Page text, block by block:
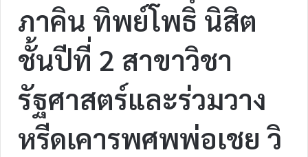
ภาคิน ทิพย์โพธิ์ นิสิต
ชั้นปีที่ 2 สาขาวิชา
รัฐศาสตร์และร่วมวาง
หรีดเคารพศพพ่อเชย วิ